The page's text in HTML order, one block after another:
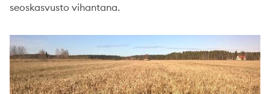
seoskasvusto vihantana.